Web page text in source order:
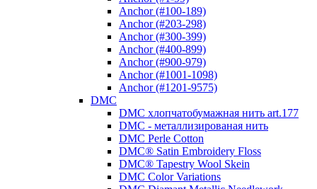
Anchor (#100-189)
Anchor (#203-298)
Anchor (#300-399)
Anchor (#400-899)
Anchor (#900-979)
Anchor (#1001-1098)
Anchor (#1201-9575)
DMC
DMC хлопчатобумажная нить art.177
DMC - металлизированая нить
DMC Perle Cotton
DMC® Satin Embroidery Floss
DMC® Tapestry Wool Skein
DMC Color Variations